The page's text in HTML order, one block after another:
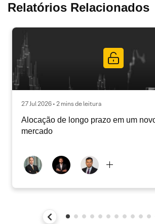
Relatórios Relacionados
27 Jul 2026 • 2 mins de leitura
Alocação de longo prazo em um
mercado